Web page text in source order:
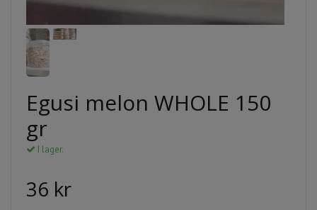
Egusi melon WHOLE 150
gr
I lager.
36 kr